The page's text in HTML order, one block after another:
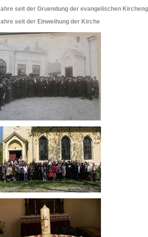
seit der Gruendung der evangelischen
seit der Einweihung der Kirche